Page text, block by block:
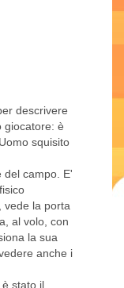
descrivere
giocatore: è
squisito
del campo. E'
vede la porta
al volo, con
la sua
anche i
stato il